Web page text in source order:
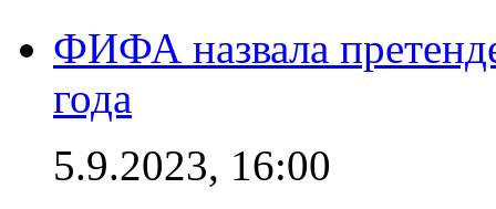
ФИФА назвала
года
5.9.2023, 16:00